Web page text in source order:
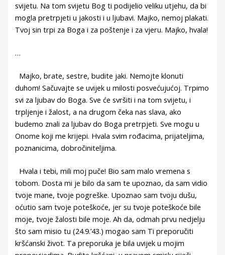
svijetu. Na tom svijetu Bog ti podijelio veliku utjehu, da bi
mogla pretrpjeti u jakosti i u ljubavi. Majko, nemoj plakati.
Tvoj sin trpi za Boga i za poštenje i za vjeru. Majko, hvala!
…
Majko, brate, sestre, budite jaki. Nemojte klonuti
duhom! Sačuvajte se uvijek u milosti posvećujućoj. Trpimo
svi za ljubav do Boga. Sve će svršiti i na tom svijetu, i
trpljenje i žalost, a na drugom čeka nas slava, ako
budemo znali za ljubav do Boga pretrpjeti. Sve mogu u
Onome koji me krijepi. Hvala svim rođacima, prijateljima,
poznanicima, dobročiniteljima.
Hvala i tebi, mili moj puče! Bio sam malo vremena s
tobom. Dosta mi je bilo da sam te upoznao, da sam vidio
tvoje mane, tvoje pogreške. Upoznao sam tvoju dušu,
oćutio sam tvoje poteškoće, jer su tvoje poteškoće bile
moje, tvoje žalosti bile moje. Ah da, odmah prvu nedjelju
što sam misio tu (24.9.’43.) mogao sam Ti preporučiti
kršćanski život. Ta preporuka je bila uvijek u mojim